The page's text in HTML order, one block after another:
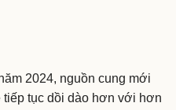
2024, nguồn cung mới
tục dồi dào hơn với hơn